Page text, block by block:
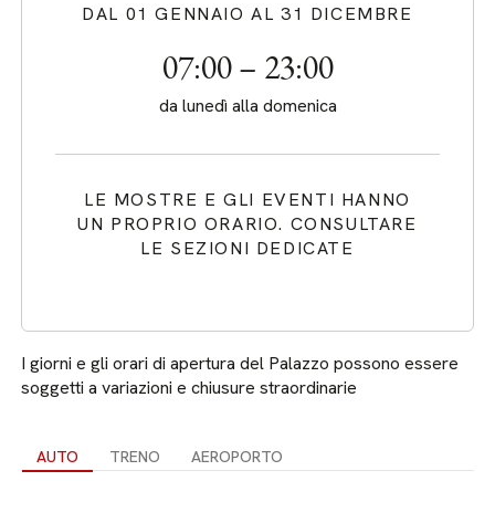
DAL 01 GENNAIO AL 31 DICEMBRE
07:00 – 23:00
da lunedì alla domenica
LE MOSTRE E GLI EVENTI HANNO
UN PROPRIO ORARIO. CONSULTARE
LE SEZIONI DEDICATE
I giorni e gli orari di apertura del Palazzo possono essere
soggetti a variazioni e chiusure straordinarie
AUTO TRENO AEROPORTO